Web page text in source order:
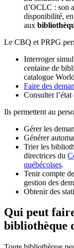
d’OCLC : son
disponibilité,
aux
Le CBQ et PRPG
Interroger
centaine de
catalogue
Faire des
Consulter l’état
Ils permettent au
Gérer les
Générer
Trier les
directrices du
québécoises.
Tenir compte
gestion des
Obtenir des
Qui peut
bibliothèque